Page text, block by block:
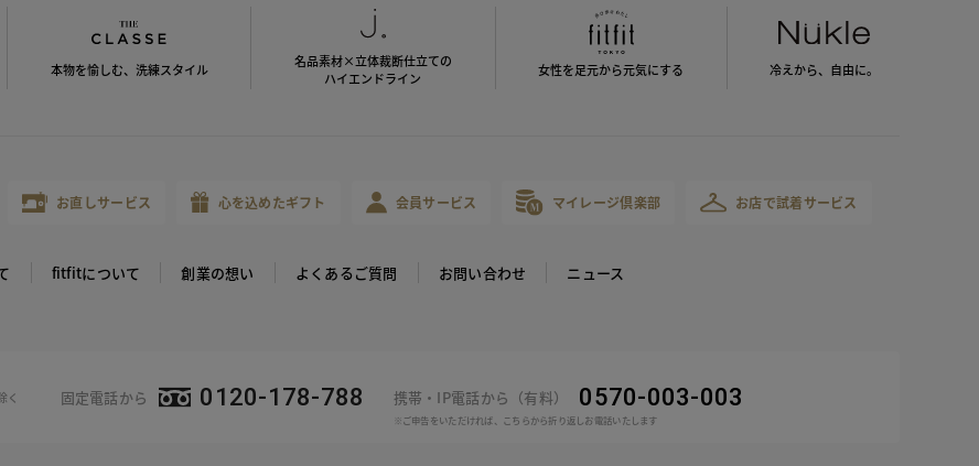
本物を愉しむ、洗練スタイル
名品素材×立体裁断仕立ての
ハイエンドライン
女性を足元から元気にする 冷えから、 自由に。
お直しサービス 心を込めたギフト 会員サービス マイレージ倶楽部 お店で試着サービス
fitfitについて 創業の想い よくあるご質問 お問い合わせ ニュース
く 固定電話から 0120-178-788 携帯・IP電話から（有料） 0570-003-003
※ご申告をいただければ、こちらから折り返しお電話いたします